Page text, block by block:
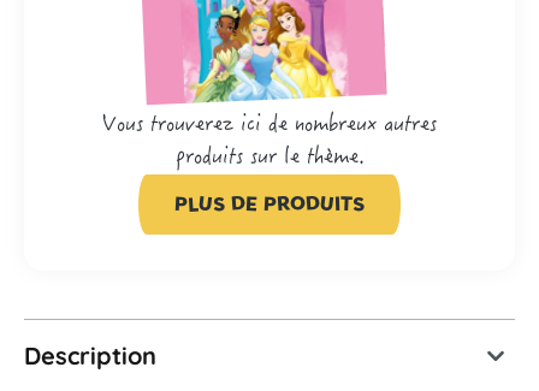
Vous trouverez ici de nombreux autres
produits sur le thème.
PLUS DE PRODUITS
Description